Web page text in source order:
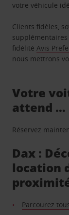
votre véhicule
Clients fidèles,
fidélitéAvis
nous mettrons
Votre
attend …
Réservez
Dax :
location
Parcourez